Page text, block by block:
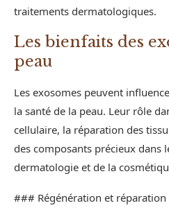
traitements dermatologiques.
Les bienfaits des
peau
Les exosomes peuvent
la santé de la peau. Leur rôle
cellulaire, la réparation des
des composants précieux dans
dermatologie et de la
### Régénération et réparation